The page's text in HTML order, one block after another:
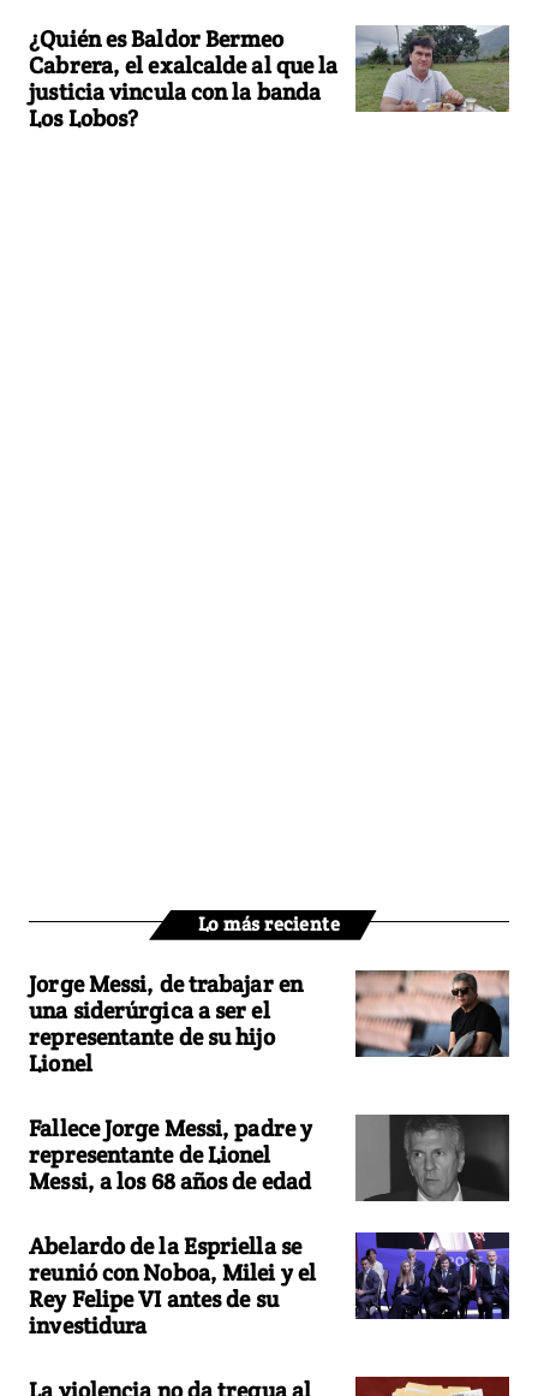
¿Quién es Baldor Bermeo
Cabrera, el exalcalde al que la
justicia vincula con la banda
Los Lobos?
Lo más reciente
Jorge Messi, de trabajar en
una siderúrgica a ser el
representante de su hijo
Lionel
Fallece Jorge Messi, padre y
representante de Lionel
Messi, a los 68 años de edad
Abelardo de la Espriella se
reunió con Noboa, Milei y el
Rey Felipe VI antes de su
investidura
La violencia no da tregua al